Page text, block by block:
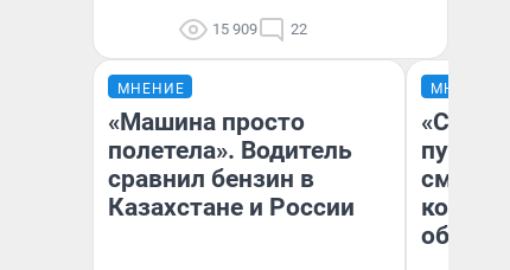
15 909 22
МНЕНИЕ
«Машина просто
полетела». Водитель
сравнил бензин в
Казахстане и России
МНЕНИЕ